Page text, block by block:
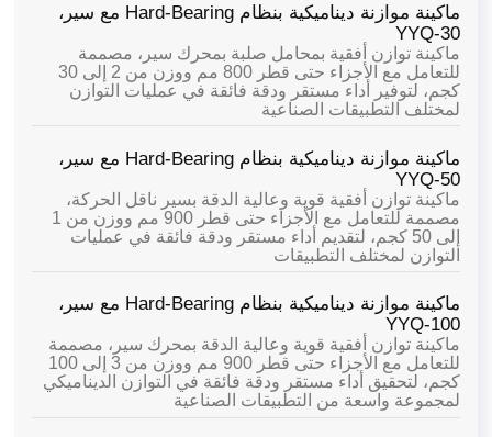
ماكينة موازنة ديناميكية بنظام Hard-Bearing مع سير،
YYQ-30
ماكينة توازن أفقية بمحامل صلبة بمحرك سير، مصممة
للتعامل مع الأجزاء حتى قطر 800 مم ووزن من 2 إلى 30
كجم، لتوفير أداء مستقر ودقة فائقة في عمليات التوازن
لمختلف التطبيقات الصناعية
ماكينة موازنة ديناميكية بنظام Hard-Bearing مع سير،
YYQ-50
ماكينة توازن أفقية قوية وعالية الدقة بسير ناقل الحركة،
مصممة للتعامل مع الأجزاء حتى قطر 900 مم ووزن من 1
إلى 50 كجم، لتقديم أداء مستقر ودقة فائقة في عمليات
التوازن لمختلف التطبيقات
ماكينة موازنة ديناميكية بنظام Hard-Bearing مع سير،
YYQ-100
ماكينة توازن أفقية قوية وعالية الدقة بمحرك سير، مصممة
للتعامل مع الأجزاء حتى قطر 900 مم ووزن من 3 إلى 100
كجم، لتحقيق أداء مستقر ودقة فائقة في التوازن الديناميكي
لمجموعة واسعة من التطبيقات الصناعية